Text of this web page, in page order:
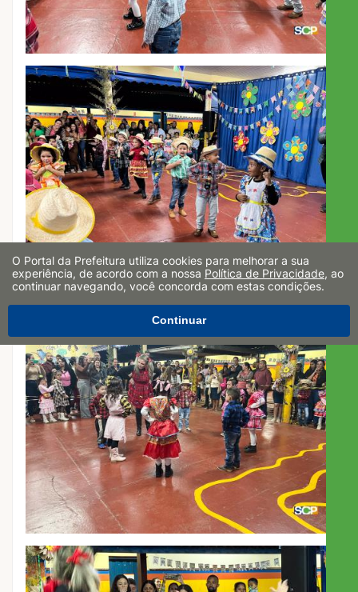
O Portal da Prefeitura utiliza cookies para melhorar a sua
experiência, de acordo com a nossa Política de Privacidade, ao
continuar navegando, você concorda com estas condições.
Continuar